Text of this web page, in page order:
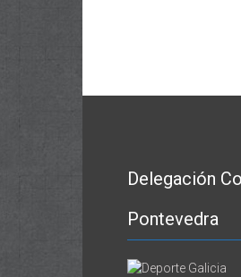
Delegación
Pontevedra